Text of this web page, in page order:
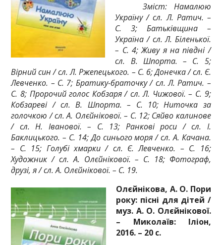
Зміст: Намалюю
Україну / сл. Л. Ратич. –
С. 3; Батьківщина –
Україна / сл. Л. Біленької.
– С. 4; Живу я на півдні /
сл. В. Шпорта. – С. 5;
Вірний син / сл. Л. Ржепецького. – С. 6; Донечка / сл. Є.
Левченко. – С. 7; Братику-браточку / сл. Л. Ратич. –
С. 8; Пророчий голос Кобзаря / сл. Л. Чижової. – С. 9;
Кобзареві / сл. В. Шпорта. – С. 10; Ниточка за
голочкою / сл. А. Олєйнікової. – С. 12; Сяйво калинове
/ сл. Н. Іванової. – С. 13; Ранкові роси / сл. І.
Баклицького. – С. 14; До синього моря / сл. А. Качана.
– С. 15; Голубі хмарки / сл. Є. Левченко. – С. 16;
Художник / сл. А. Олєйнікової. – С. 18; Фотограф,
друзі, я / сл. А. Олєйнікової. – С. 19.
Олєйнікова, А. О. Пори
року: пісні для дітей /
муз. А. О. Олєйнікової.
– Миколаїв: Іліон,
2016. – 20 с.